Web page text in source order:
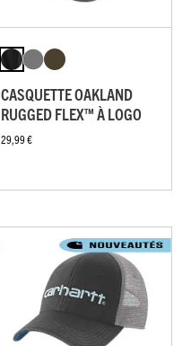
CASQUETTE OAKLAND
RUGGED FLEX™ À LOGO
29,99 €